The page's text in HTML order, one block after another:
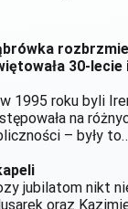
30-lecie
w 1995 roku byli
na
– były
jubilatom nikt
oraz